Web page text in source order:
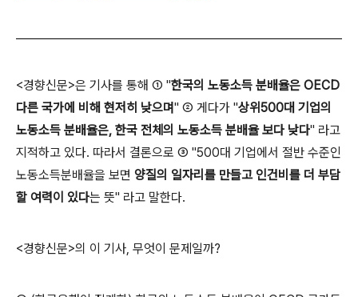
<경향신문>은 기사를 통해 ① "한국의 노동소득 분배율은 OECD
다른 국가에 비해 현저히 낮으며" ② 게다가 "상위500대 기업의
노동소득 분배율은, 한국 전체의 노동소득 분배율 보다 낮다" 라고
지적하고 있다. 따라서 결론으로 ③ "500대 기업에서 절반 수준인
노동소득분배율을 보면 양질의 일자리를 만들고 인건비를 더 부담
할 여력이 있다는 뜻" 라고 말한다.
<경향신문>의 이 기사, 무엇이 문제일까?